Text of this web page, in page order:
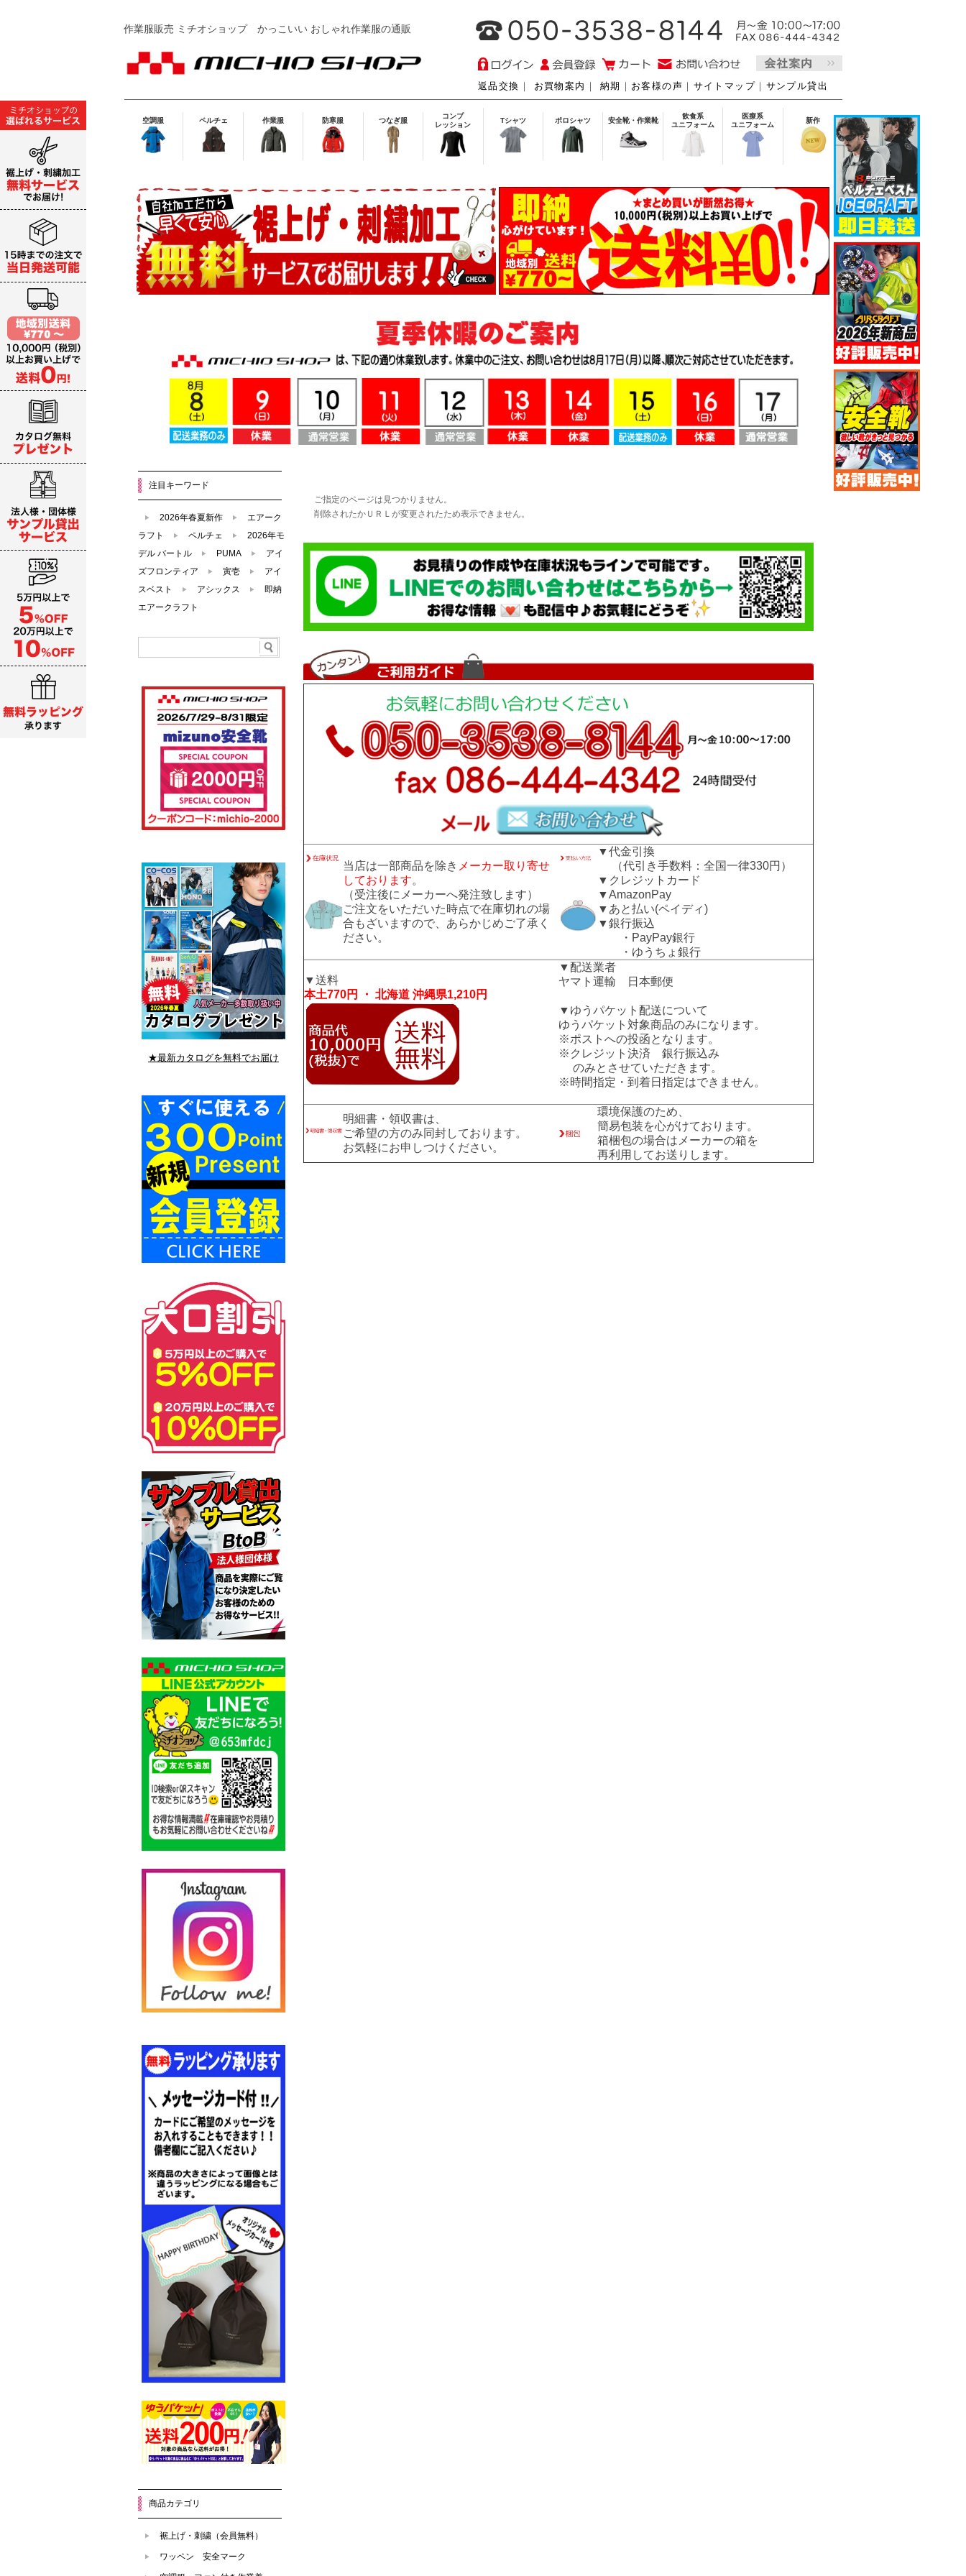
作業服販売 ミチオショップかっこいい おしゃれ作業服の通販
返品交換 ｜ お買物案内 ｜ 納期 ｜ お客様の声 ｜ サイトマップ ｜ サンプル貸出
空調服 ペルチェ 作業服 防寒服 つなぎ服
コンプ
レッション
Tシャツ ポロシャツ 安全靴・作業靴
飲食系
ユニフォーム
医療系
ユニフォーム
新作
ご指定のページは見つかりません。
削除されたかＵＲＬが変更されたため表示できません。
当店は一部商品を除き メーカー取り寄せ
しております。
（受注後にメーカーへ発注致します）
ご注文をいただいた時点で在庫切れの場
合もざいますので、あらかじめご了承く
ださい。
▼代金引換
（代引き手数料：全国一律330円）
▼クレジットカード
▼AmazonPay
▼あと払い(ペイディ)
▼銀行振込
・PayPay銀行
・ゆうちょ銀行
▼送料
本土770円 ・ 北海道 沖縄県1,210円
▼配送業者
ヤマト運輸 日本郵便
▼ゆうパケット配送について
ゆうパケット対象商品のみになります。
※ポストへの投函となります。
※クレジット決済 銀行振込み
のみとさせていただきます。
※時間指定・到着日指定はできません。
明細書・領収書は、
ご希望の方のみ同封しております。
お気軽にお申しつけください。
環境保護のため、
簡易包装を心がけております。
箱梱包の場合はメーカーの箱を
再利用してお送りします。
注目キーワード
2026年春夏新作
エアーク
ラフト
ペルチェ
2026年モ
デル バートル
PUMA
アイ
ズフロンティア
寅壱
アイ
スベスト
アシックス
即納
エアークラフト
★最新カタログを無料でお届け
商品カテゴリ
裾上げ・刺繍（会員無料）
ワッペン 安全マーク